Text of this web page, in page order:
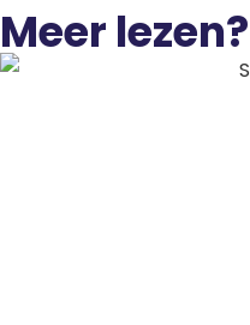
Meer lezen?